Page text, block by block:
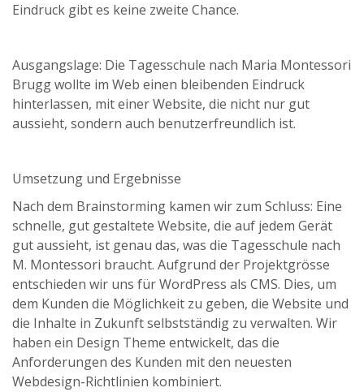
Eindruck gibt es keine zweite Chance.
Ausgangslage: Die Tagesschule nach Maria Montessori
Brugg wollte im Web einen bleibenden Eindruck
hinterlassen, mit einer Website, die nicht nur gut
aussieht, sondern auch benutzerfreundlich ist.
Umsetzung und Ergebnisse
Nach dem Brainstorming kamen wir zum Schluss: Eine
schnelle, gut gestaltete Website, die auf jedem Gerät
gut aussieht, ist genau das, was die Tagesschule nach
M. Montessori braucht. Aufgrund der Projektgrösse
entschieden wir uns für WordPress als CMS. Dies, um
dem Kunden die Möglichkeit zu geben, die Website und
die Inhalte in Zukunft selbstständig zu verwalten. Wir
haben ein Design Theme entwickelt, das die
Anforderungen des Kunden mit den neuesten
Webdesign-Richtlinien kombiniert.